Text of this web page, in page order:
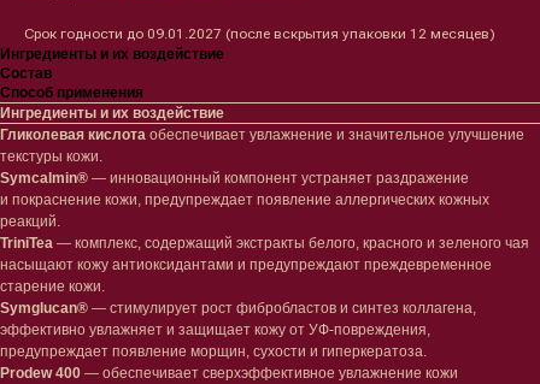
Срок годности до 09.01.2027 (после вскрытия упаковки 12 месяцев)
Ингредиенты и их воздействие
Состав
Способ применения
Ингредиенты и их воздействие
Гликолевая кислота обеспечивает увлажнение и значительное улучшение
текстуры кожи.
Symcalmin® — инновационный компонент устраняет раздражение
и покраснение кожи, предупреждает появление аллергических кожных
реакций.
TriniTea — комплекс, содержащий экстракты белого, красного и зеленого чая
насыщают кожу антиоксидантами и предупреждают преждевременное
старение кожи.
Symglucan® — стимулирует рост фибробластов и синтез коллагена,
эффективно увлажняет и защищает кожу от УФ-повреждения,
предупреждает появление морщин, сухости и гиперкератоза.
Prodew 400 — обеспечивает сверхэффективное увлажнение кожи
Тело
Проблемы
Лицо
Проблемы